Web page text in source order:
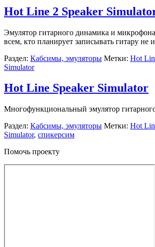
Hot Line 2 Speaker
Эмулятор гитарного динамика и
всем, кто планирует записывать гитару не
Раздел: Кабсимы, эмуляторы Метки: Hot
Simulator
Hot Line Speaker Simulator
Многофункциональный эмулятор
Раздел: Кабсимы, эмуляторы Метки: Hot
Simulator, спикерсим
Помочь проекту